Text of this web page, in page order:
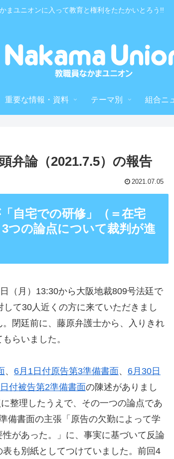
まユニオンに入って教育と権利をたたかいとろう!!
重要な情報・資料 テーマ別 組合ニ
弁論（2021.7.5）の報告
2021.07.05
自宅での研修」（＝在宅
つの論点について裁判が進
（月）13:30から大阪地裁809号法廷で
て30人近くの方に来ていただきまし
閉廷前に、藤原弁護士から、入りきれ
らいました。
、 6月1日付原告第3準備書面 、 6月30日
付被告第2準備書面の陳述がありまし
整理したうえで、その一つの論点であ
備書面の主張「原告の欠勤によって学
があった。」に、事実に基づいて反論
も別紙としてつけていました。前回4